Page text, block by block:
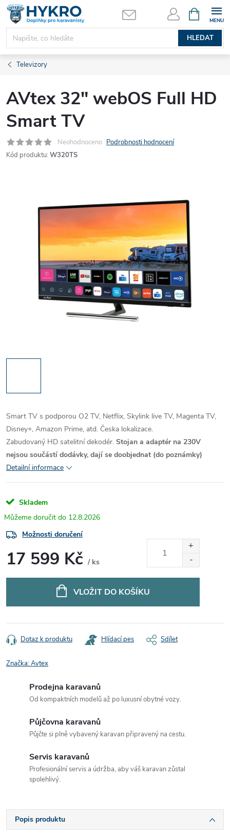
Přejít
obsah
HLEDAT
NÁKUPNÍ
KOŠÍK
Televizory
AVtex 32" webOS Full HD
Smart TV
Neohodnoceno Podrobnosti hodnocení
Kód produktu: W320TS
Smart TV s podporou O2 TV, Netflix, Skylink live TV, Magenta TV,
Disney+, Amazon Prime, atd. Česka lokalizace.
Zabudovaný HD satelitní dekodér. Stojan a adaptér na 230V
nejsou součástí dodávky, dají se doobjednat (do poznámky)
Detailní informace
Skladem
12.8.2026
Možnosti doručení
17 599 Kč / ks
VLOŽIT DO KOŠÍKU
Dotaz k produktu Hlídací pes Sdílet
Značka:Avtex
Prodejna karavanů
Od kompaktních modelů až po luxusní obytné vozy.
Půjčovna karavanů
Půjčte si plně vybavený karavan připravený na cestu.
Servis karavanů
Profesionální servis a údržba, aby váš karavan zůstal
spolehlivý.
Popis produktu